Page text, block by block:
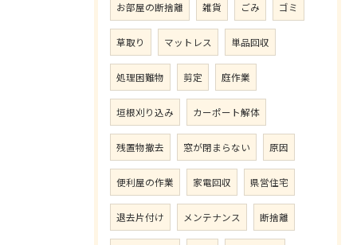
お部屋の断捨離 雑貨 ごみ ゴミ
草取り マットレス 単品回収
処理困難物 剪定 庭作業
垣根刈り込み カーポート解体
残置物撤去 窓が閉まらない 原因
便利屋の作業 家電回収 県営住宅
退去片付け メンテナンス 断捨離